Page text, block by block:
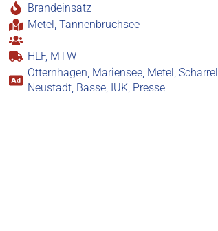
Brandeinsatz
Metel, Tannenbruchsee
HLF, MTW
Otternhagen, Mariensee, Metel, Scharrel,
Neustadt, Basse, IUK, Presse